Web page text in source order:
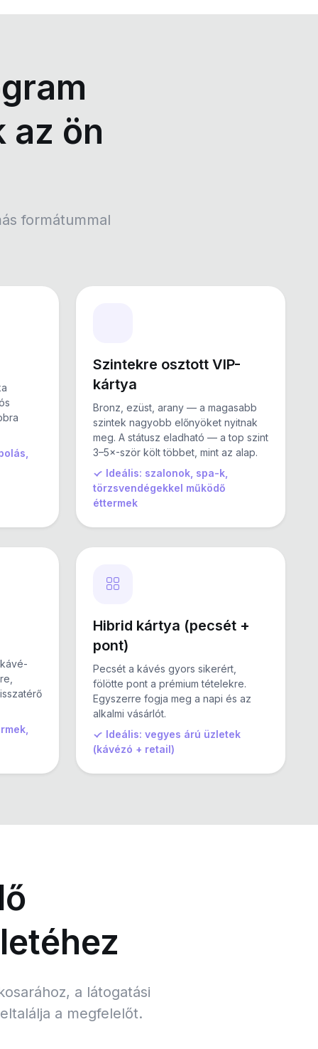
ön
formátummal
Szintekre osztott VIP-
kártya
Bronz, ezüst, arany — a magasabb
szintek nagyobb előnyöket nyitnak
meg. A státusz eladható — a top szint
3–5×-ször költ többet, mint az alap.
Ideális: szalonok, spa-k,
törzsvendégekkel működő
éttermek
Hibrid kártya (pecsét +
pont)
Pecsét a kávés gyors sikerért,
fölötte pont a prémium tételekre.
Egyszerre fogja meg a napi és az
alkalmi vásárlót.
Ideális: vegyes árú üzletek
(kávézó + retail)
a látogatási
a megfelelőt.